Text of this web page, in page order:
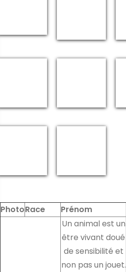
PhotoRace Prénom
Un animal est un
être vivant doué
de sensibilité et
non pas un jouet.